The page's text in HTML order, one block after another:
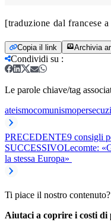
[traduzione dal francese
Copia il link Archivia
Condividi su :
Le parole chiave/tag
ateismocomunismo
PRECEDENTE9 consigli
SUCCESSIVOLecomte:
la stessa Europa»
Ti piace il nostro contenuto?
Aiutaci a coprire i costi di